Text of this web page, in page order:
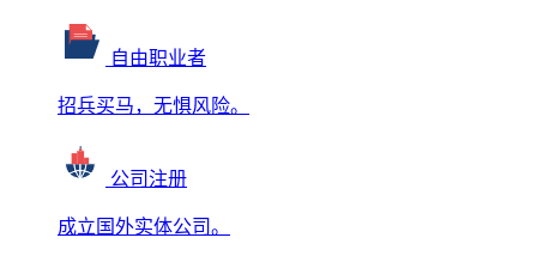
自由职业者
招兵买马，无惧风险。
公司注册
成立国外实体公司。